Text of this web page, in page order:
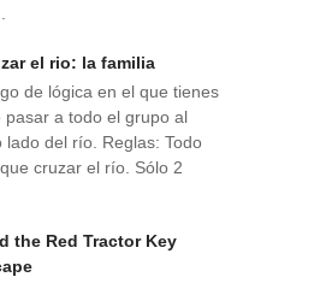
el rio: la familia
de lógica en el que tienes
pasar a todo el grupo al
lado del río. Reglas: Todo
cruzar el río. Sólo 2
the Red Tractor Key